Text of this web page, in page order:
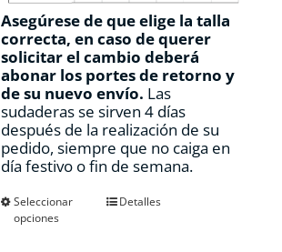
Asegúrese de que elige la talla
correcta, en caso de querer
solicitar el cambio deberá
abonar los portes de retorno y
de su nuevo envío. Las
sudaderas se sirven 4 días
después de la realización de su
pedido, siempre que no caiga en
día festivo o fin de semana.
Seleccionar
opciones
EsteDetalles